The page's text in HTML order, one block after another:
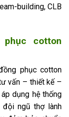
building, CLB
cotton
phục cotton
vấn – thiết kế –
dụng hệ thống
đội ngũ thợ lành